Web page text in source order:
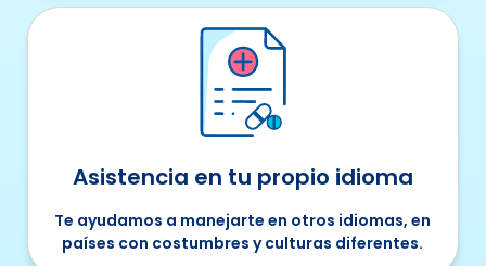
Asistencia en tu propio idioma
Te ayudamos a manejarte en otros idiomas, en
países con costumbres y culturas diferentes.